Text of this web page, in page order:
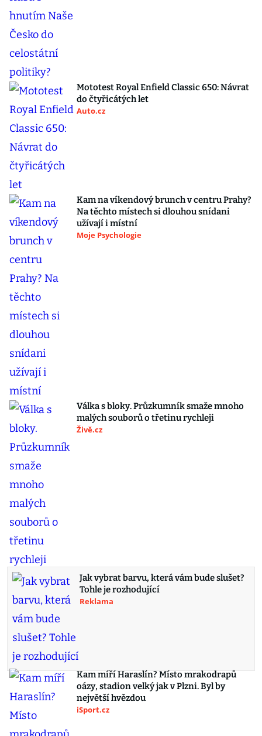
Mototest Royal Enfield Classic 650: Návrat
do čtyřicátých let
Auto.cz
Kam na víkendový brunch v centru Prahy?
Na těchto místech si dlouhou snídani
užívají i místní
Moje Psychologie
Válka s bloky. Průzkumník smaže mnoho
malých souborů o třetinu rychleji
Živě.cz
Jak vybrat barvu, která vám bude slušet?
Tohle je rozhodující
Reklama
Kam míří Haraslín? Místo mrakodrapů
oázy, stadion velký jak v Plzni. Byl by
největší hvězdou
iSport.cz